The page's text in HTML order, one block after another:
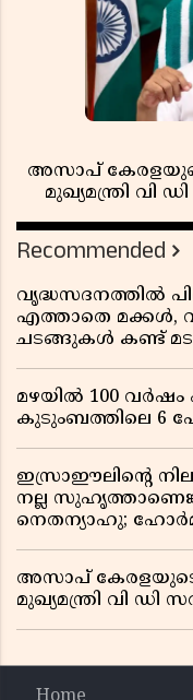
അസാപ്
മുഖ്യമന്ത്രി വി
Recommended
വൃദ്ധസദനത്തിൽ
എത്താതെ മക്കൾ,
ചടങ്ങുകൾ കണ്ട്
മഴയിൽ 100
കുടുംബത്തിലെ 6
ഇസ്രാഈലിന്റെ
നല്ല
നെതന്യാഹു;
അസാപ്
മുഖ്യമന്ത്രി വി ഡി